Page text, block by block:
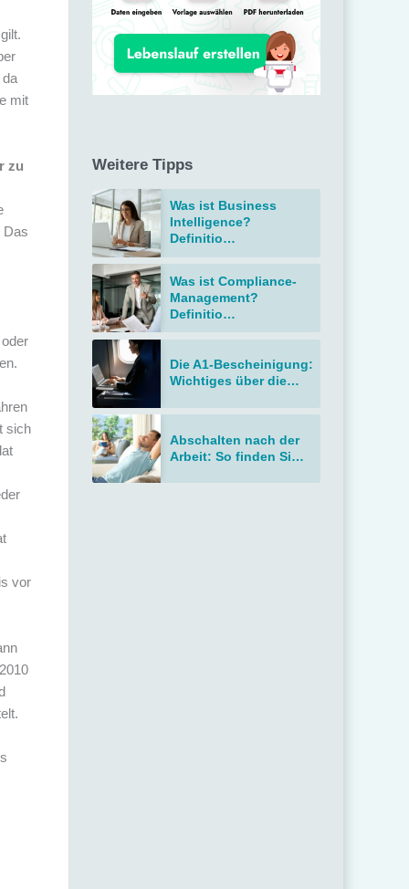
gilt.
mit
zu
Das
sich
vor
Weitere Tipps
Was ist Business
Intelligence?
Definitio…
Was ist Compliance-
Management?
Definitio…
Die A1-Bescheinigung:
Wichtiges über die…
Abschalten nach der
Arbeit: So finden Si…